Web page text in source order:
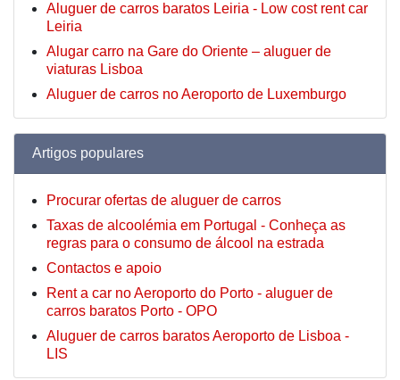
Aluguer de carros baratos Leiria - Low cost rent car
Leiria
Alugar carro na Gare do Oriente – aluguer de
viaturas Lisboa
Aluguer de carros no Aeroporto de Luxemburgo
Artigos populares
Procurar ofertas de aluguer de carros
Taxas de alcoolémia em Portugal - Conheça as
regras para o consumo de álcool na estrada
Contactos e apoio
Rent a car no Aeroporto do Porto - aluguer de
carros baratos Porto - OPO
Aluguer de carros baratos Aeroporto de Lisboa -
LIS